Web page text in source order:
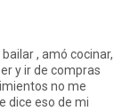
, amó cocinar,
no me
dice eso de mi